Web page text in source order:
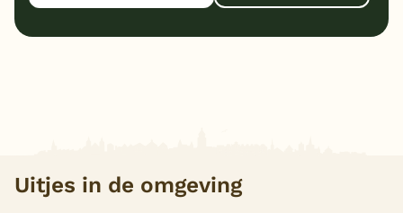
Uitjes in de omgeving